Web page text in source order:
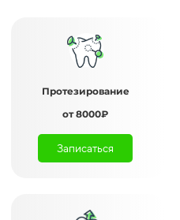
Протезирование
от 8000₽
Записаться